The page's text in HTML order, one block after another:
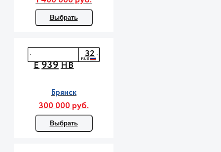
Выбрать
Е939НВ
32
Брянск
300 000 руб.
Выбрать